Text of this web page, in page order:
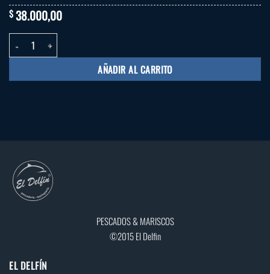
$38.000,00
Trucha Arcoiris cantidad
AÑADIR AL CARRITO
PESCADOS & MARISCOS
©2015 El Delfin
EL DELFÍN